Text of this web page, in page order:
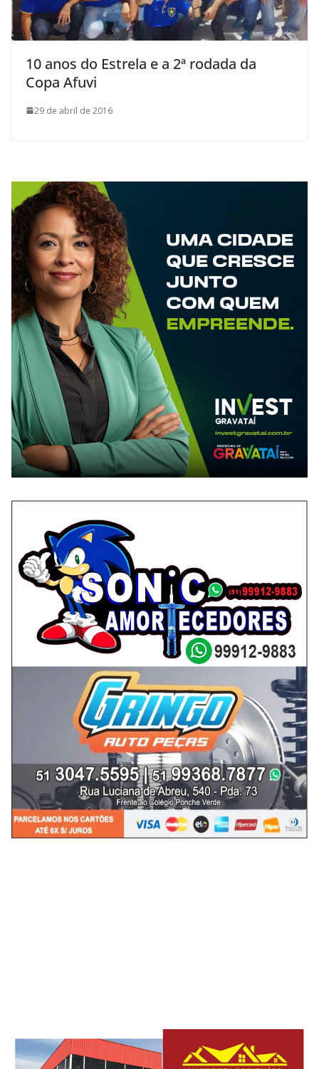
10 anos do Estrela e a 2ª rodada da
Copa Afuvi
29 de abril de 2016